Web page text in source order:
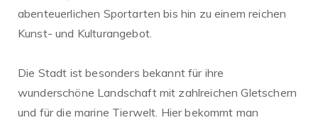
abenteuerlichen Sportarten bis hin zu einem reichen
Kunst- und Kulturangebot.
Die Stadt ist besonders bekannt für ihre
wunderschöne Landschaft mit zahlreichen Gletschern
und für die marine Tierwelt. Hier bekommt man